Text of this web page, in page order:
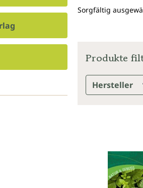
Sorgfältig
Produkte
Hersteller